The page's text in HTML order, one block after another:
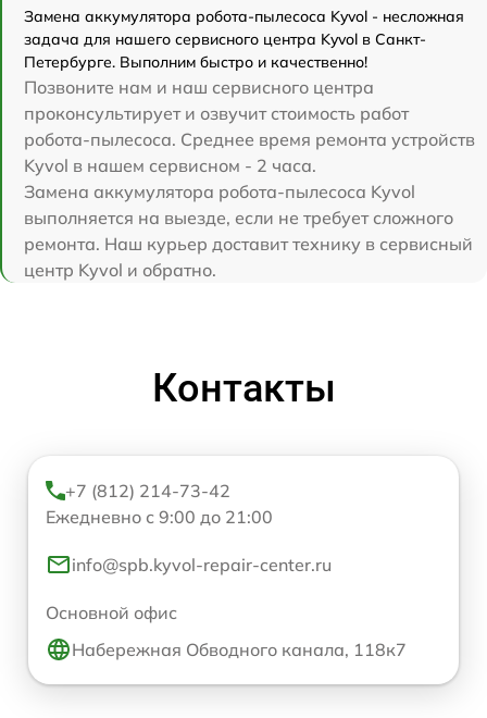
Замена аккумулятора робота-пылесоса Kyvol - несложная
задача для нашего сервисного центра Kyvol в Санкт-
Петербурге. Выполним быстро и качественно!
Позвоните нам и наш сервисного центра
проконсультирует и озвучит стоимость работ
робота-пылесоса. Среднее время ремонта устройств
Kyvol в нашем сервисном - 2 часа.
Замена аккумулятора робота-пылесоса Kyvol
выполняется на выезде, если не требует сложного
ремонта. Наш курьер доставит технику в сервисный
центр Kyvol и обратно.
Контакты
+7 (812) 214-73-42
Ежедневно с 9:00 до 21:00
info@spb.kyvol-repair-center.ru
Основной офис
Набережная Обводного канала, 118к7